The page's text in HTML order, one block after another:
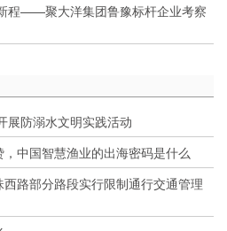
程——聚大洋集团鲁豫标杆企业考察
展防溺水文明实践活动
中国智慧渔业的出海密码是什么
路部分路段实行限制通行交通管理